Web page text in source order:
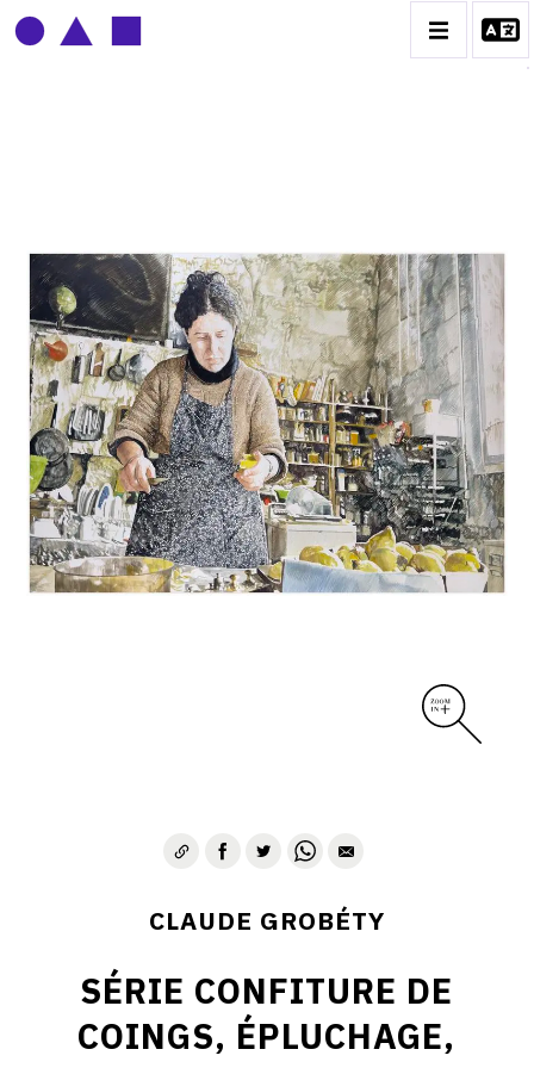
BIOGRAPHIE
CATALOGUE DES OEUVRES
CONTACT
CLAUDE GROBÉTY
SÉRIE CONFITURE DE
COINGS, ÉPLUCHAGE,